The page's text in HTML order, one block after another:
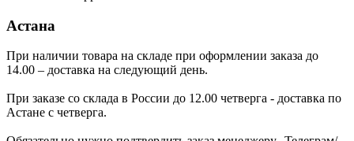
Астана
При наличии товара на складе при оформлении заказа до
14.00 – доставка на следующий день.
При заказе со склада в России до 12.00 четверга - доставка по
Астане с четверга.